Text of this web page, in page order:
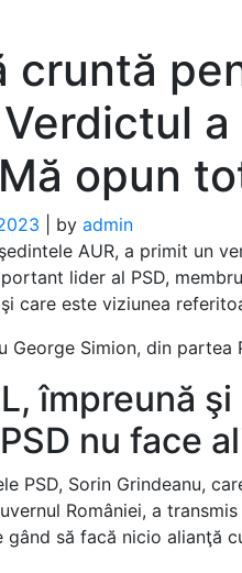
cruntă
opun
by admin
AUR, a primit un
lider al PSD,
care este viziunea
George Simion, din partea
împreună
nu face
PSD, Sorin Grindeanu,
României, a
gând să facă nicio alianţă